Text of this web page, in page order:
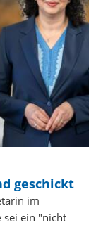
geschickt
im
sei ein "nicht